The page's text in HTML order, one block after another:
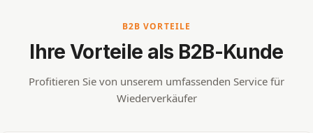
oder vergleichbare Technologien gesetzt
Das Video wird erst nach Ihrer
ausdrücklichen Zustimmung geladen.
B2B VORTEILE
Ihre Vorteile als B2B-Kunde
Profitieren Sie von unserem umfassenden Service für
Wiederverkäufer